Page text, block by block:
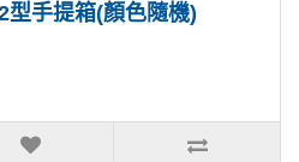
手提箱(顏色隨機)